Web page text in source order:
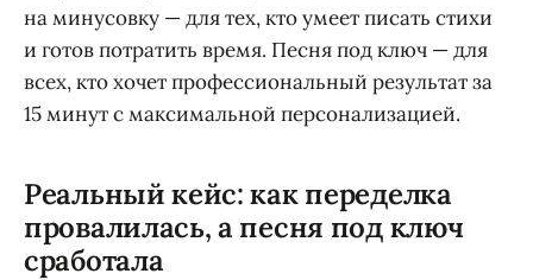
на минусовку — для тех, кто умеет писать стихи
и готов потратить время. Песня под ключ — для
всех, кто хочет профессиональный результат за
15 минут с максимальной персонализацией.
Реальный кейс: как переделка
провалилась, а песня под ключ
сработала